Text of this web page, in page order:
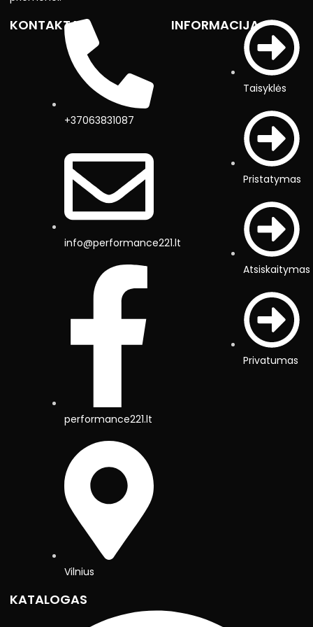
KONTAKTAI
+37063831087
info@performance221.lt
performance221.lt
Vilnius
INFORMACIJA
Taisyklės
Pristatymas
Atsiskaitymas
Privatumas
KATALOGAS